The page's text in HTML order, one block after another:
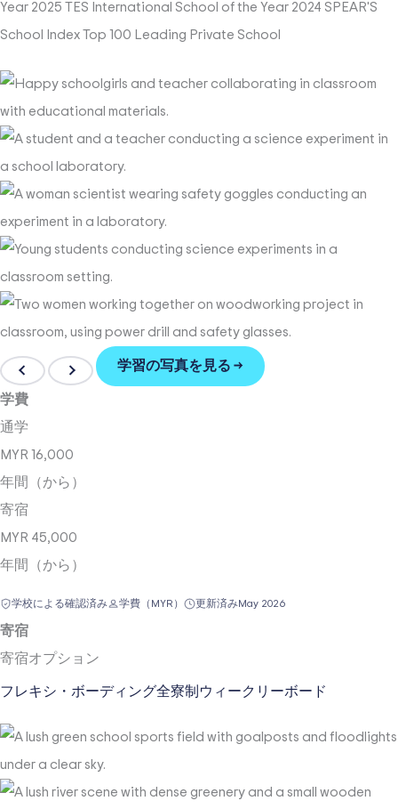
Year 2025 TES International School of the Year 2024 SPEAR'S
School Index Top 100 Leading Private School
学習の写真を見る →
学費
通学
MYR 16,000
年間（から）
寄宿
MYR 45,000
年間（から）
学校による確認済み 学費（MYR） 更新済みMay 2026
寄宿
寄宿オプション
フレキシ・ボーディング全寮制 ウィークリーボード